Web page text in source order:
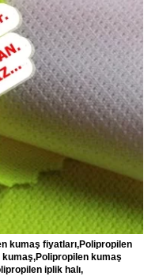
kumaş fiyatları,Polipropilen
kumaş,Polipropilen kumaş
iplik halı,